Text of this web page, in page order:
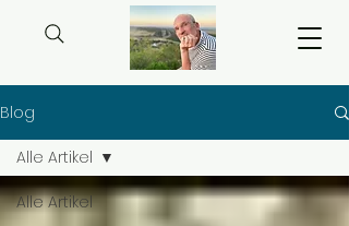
Blog
Alle Artikel
Alle Artikel